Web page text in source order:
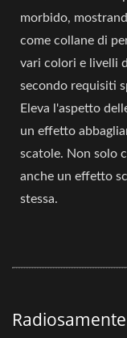
morbido,
come collane di
vari colori e livelli
secondo requisiti
Eleva l'aspetto
un effetto
scatole. Non solo
anche un effetto
stessa.